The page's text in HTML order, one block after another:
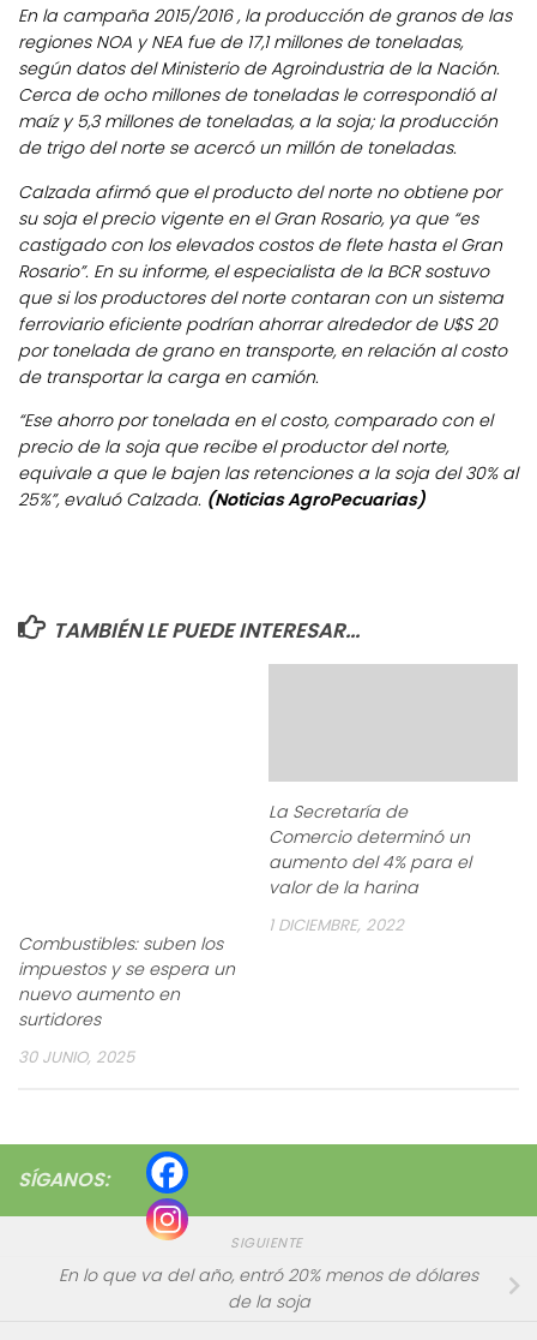
En la campaña 2015/2016 , la producción de granos de las
regiones NOA y NEA fue de 17,1 millones de toneladas,
según datos del Ministerio de Agroindustria de la Nación.
Cerca de ocho millones de toneladas le correspondió al
maíz y 5,3 millones de toneladas, a la soja; la producción
de trigo del norte se acercó un millón de toneladas.
Calzada afirmó que el producto del norte no obtiene por
su soja el precio vigente en el Gran Rosario, ya que “es
castigado con los elevados costos de flete hasta el Gran
Rosario”. En su informe, el especialista de la BCR sostuvo
que si los productores del norte contaran con un sistema
ferroviario eficiente podrían ahorrar alrededor de U$S 20
por tonelada de grano en transporte, en relación al costo
de transportar la carga en camión.
“Ese ahorro por tonelada en el costo, comparado con el
precio de la soja que recibe el productor del norte,
equivale a que le bajen las retenciones a la soja del 30% al
25%”, evaluó Calzada. (Noticias AgroPecuarias)
TAMBIÉN LE PUEDE INTERESAR...
Combustibles: suben los
impuestos y se espera un
nuevo aumento en
surtidores
30 JUNIO, 2025
La Secretaría de
Comercio determinó un
aumento del 4% para el
valor de la harina
1 DICIEMBRE, 2022
SÍGANOS:
SIGUIENTE
En lo que va del año, entró 20% menos de dólares
de la soja